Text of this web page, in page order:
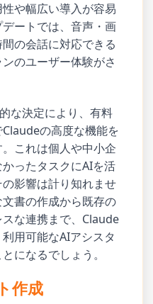
や幅広い導入が容易
ートでは、音声・画
の会話に対応できる
のユーザー体験がさ
な決定により、有料
の高度な機能を
これは個人や中小企
ったタスクにAIを活
影響は計り知れませ
書の作成から既存の
な連携まで、Claude
用可能なAIアシスタ
になるでしょう。
作成